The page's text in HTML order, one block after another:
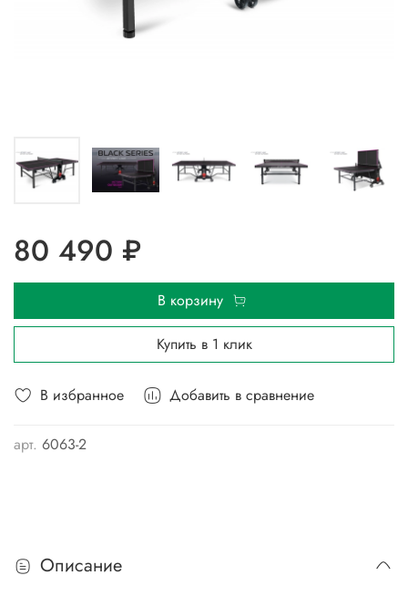
В избранное Добавить в сравнение
арт. 6063-2
80 490 ₽
В корзину
Купить в 1 клик
Описание